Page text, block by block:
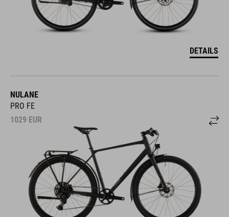
DETAILS
NULANE
PRO FE
1029 EUR